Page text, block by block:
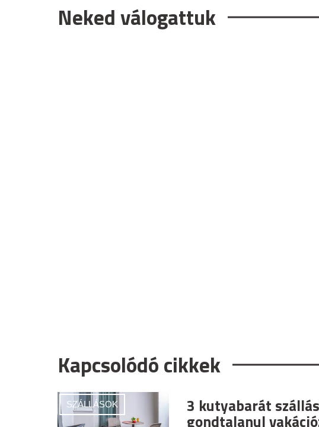
Neked válogattuk
Kapcsolódó cikkek
SZÁLLÁSOK 3 kutyabarát
gondtalanul